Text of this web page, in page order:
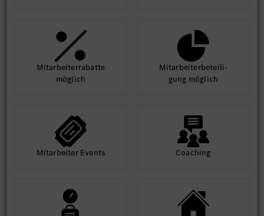
Mit­arbeiter­rabatte
möglich
Mit­arbeiter­beteili­
gung möglich
Mit­arbeiter Events Coaching